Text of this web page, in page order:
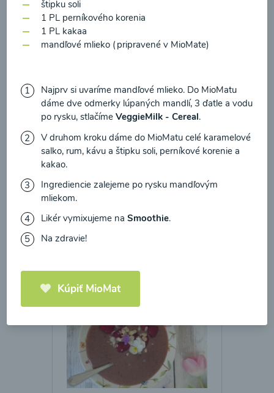
Brokolicové cappuccino
00:25 Zobraziť
Načítať ďalšie
Kaše
štipku soli
1 PL perníkového korenia
1 PL kakaa
mandľové mlieko (pripravené v MioMate)
Najprv si uvaríme mandľové mlieko. Do MioMatu
dáme dve odmerky lúpaných mandlí, 3 ďatle a vodu
po rysku, stlačímeVeggieMilk - Cereal.
V druhom kroku dáme do MioMatu celé karamelové
salko, rum, kávu a štipku soli, perníkové korenie a
kakao.
Ingrediencie zalejeme po rysku mandľovým
mliekom.
Likér vymixujeme naSmoothie.
Na zdravie!
Kúpiť MioMat
prečítal(a)informácie o Ochrane osobných
údajova súhlasím s nimi.